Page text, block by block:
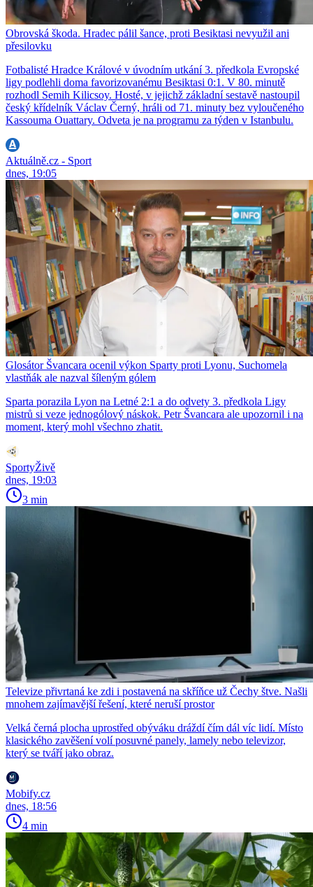
Obrovská škoda. Hradec pálil šance, proti Besiktasi nevyužil ani
přesilovku
Fotbalisté Hradce Králové v úvodním utkání 3. předkola Evropské
ligy podlehli doma favorizovanému Besiktasi 0:1. V 80. minutě
rozhodl Semih Kilicsoy. Hosté, v jejichž základní sestavě nastoupil
český křídelník Václav Černý, hráli od 71. minuty bez vyloučeného
Kassouma Ouattary. Odveta je na programu za týden v Istanbulu.
Aktuálně.cz - Sport
dnes, 19:05
Glosátor Švancara ocenil výkon Sparty proti Lyonu, Suchomela
vlastňák ale nazval šíleným gólem
Sparta porazila Lyon na Letné 2:1 a do odvety 3. předkola Ligy
mistrů si veze jednogólový náskok. Petr Švancara ale upozornil i na
moment, který mohl všechno zhatit.
SportyŽivě
dnes, 19:03
3 min
Televize přivrtaná ke zdi i postavená na skříňce už Čechy štve. Našli
mnohem zajímavější řešení, které neruší prostor
Velká černá plocha uprostřed obýváku dráždí čím dál víc lidí. Místo
klasického zavěšení volí posuvné panely, lamely nebo televizor,
který se tváří jako obraz.
Mobify.cz
dnes, 18:56
4 min